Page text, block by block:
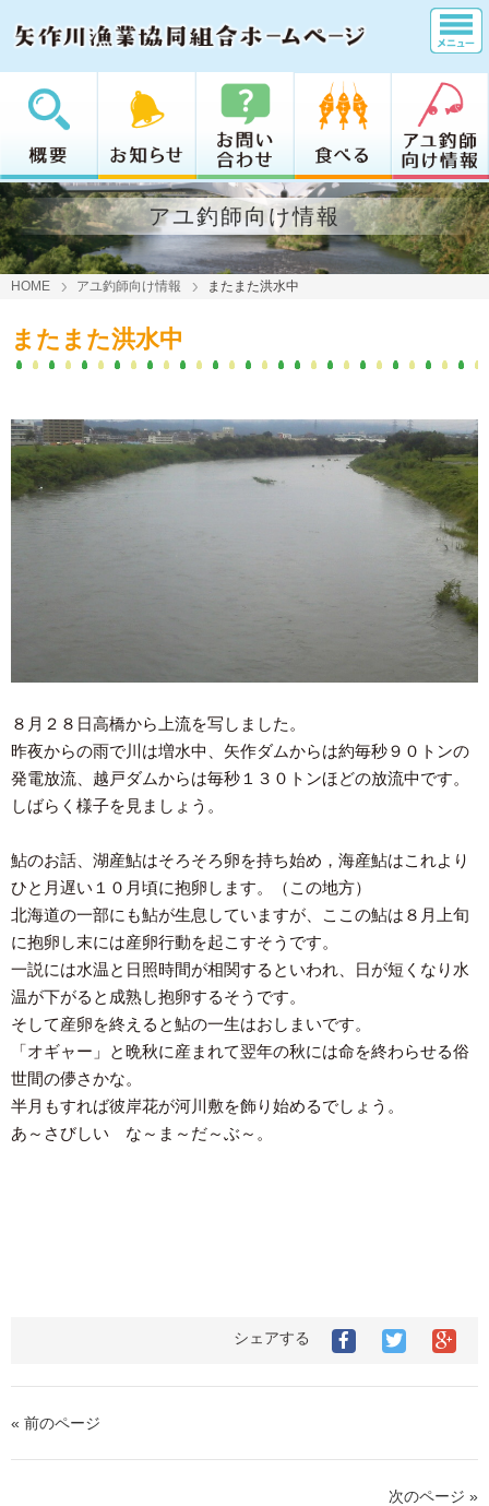
アユ釣師向け情報
HOME アユ釣師向け情報 またまた洪水中
またまた洪水中
８月２８日高橋から上流を写しました。
昨夜からの雨で川は増水中、矢作ダムからは約毎秒９０トンの
発電放流、越戸ダムからは毎秒１３０トンほどの放流中です。
しばらく様子を見ましょう。
鮎のお話、湖産鮎はそろそろ卵を持ち始め，海産鮎はこれより
ひと月遅い１０月頃に抱卵します。（この地方）
北海道の一部にも鮎が生息していますが、ここの鮎は８月上旬
に抱卵し末には産卵行動を起こすそうです。
一説には水温と日照時間が相関するといわれ、日が短くなり水
温が下がると成熟し抱卵するそうです。
そして産卵を終えると鮎の一生はおしまいです。
「オギャー」と晩秋に産まれて翌年の秋には命を終わらせる俗
世間の儚さかな。
半月もすれば彼岸花が河川敷を飾り始めるでしょう。
あ～さびしい な～ま～だ～ぶ～。
シェアする
« 前のページ
次のページ »